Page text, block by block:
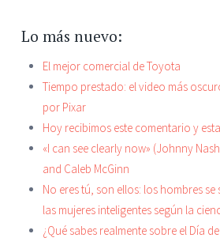
Lo más nuevo:
El mejor comercial de Toyota
Tiempo prestado: el video más
por Pixar
Hoy recibimos este comentario y
«I can see clearly now» (Johnny
and Caleb McGinn
No eres tú, son ellos: los hombres
las mujeres inteligentes según la
¿Qué sabes realmente sobre el Día